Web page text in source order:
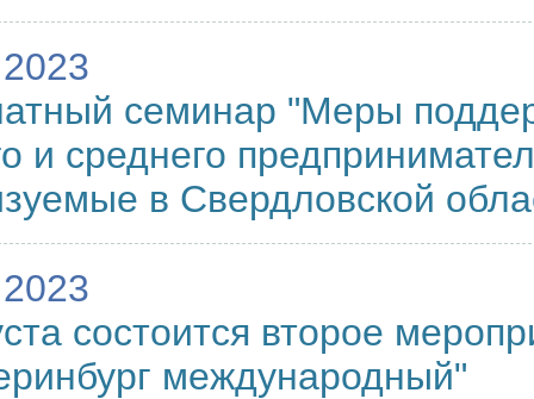
семинар "Меры
и среднего
в Свердловской
состоится второе
международный"